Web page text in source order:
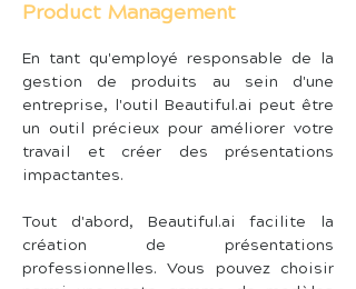
Product Management
En tant qu'employé responsable de la
gestion de produits au sein d'une
entreprise, l'outil Beautiful.ai peut être
un outil précieux pour améliorer votre
travail et créer des présentations
impactantes.
Tout d'abord, Beautiful.ai facilite la
création de présentations
professionnelles. Vous pouvez choisir